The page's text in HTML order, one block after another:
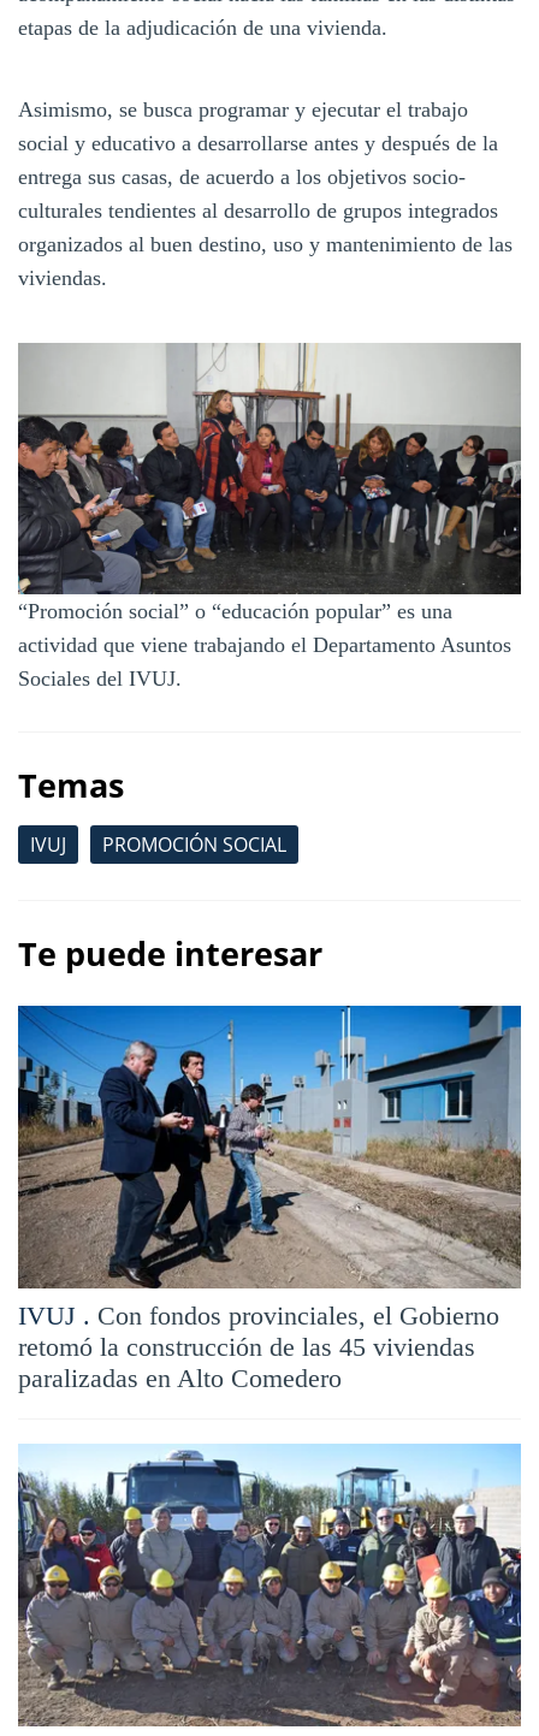
etapas de la adjudicación de una vivienda.
Asimismo, se busca programar y ejecutar el trabajo
social y educativo a desarrollarse antes y después de la
entrega sus casas, de acuerdo a los objetivos socio-
culturales tendientes al desarrollo de grupos integrados
organizados al buen destino, uso y mantenimiento de las
viviendas.
“Promoción social” o “educación popular” es una
actividad que viene trabajando el Departamento Asuntos
Sociales del IVUJ.
Temas
IVUJ PROMOCIÓN SOCIAL
Te puede interesar
IVUJ . Con fondos provinciales, el Gobierno
retomó la construcción de las 45 viviendas
paralizadas en Alto Comedero